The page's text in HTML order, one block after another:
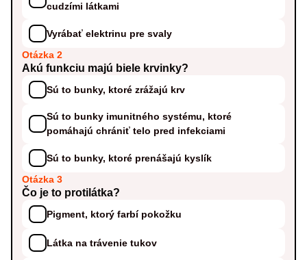
cudzími látkami
Vyrábať elektrinu pre svaly
Otázka 2
Akú funkciu majú biele krvinky?
Sú to bunky, ktoré zrážajú krv
Sú to bunky imunitného systému, ktoré
pomáhajú chrániť telo pred infekciami
Sú to bunky, ktoré prenášajú kyslík
Otázka 3
Čo je to protilátka?
Pigment, ktorý farbí pokožku
Látka na trávenie tukov